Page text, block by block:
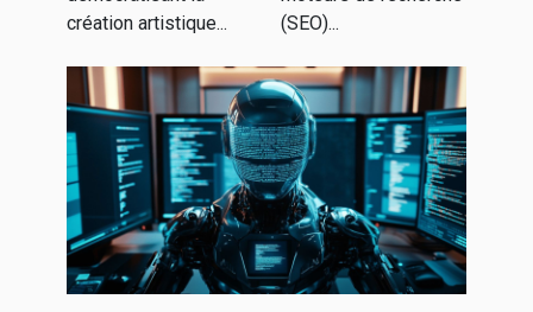
création artistique...
(SEO)...